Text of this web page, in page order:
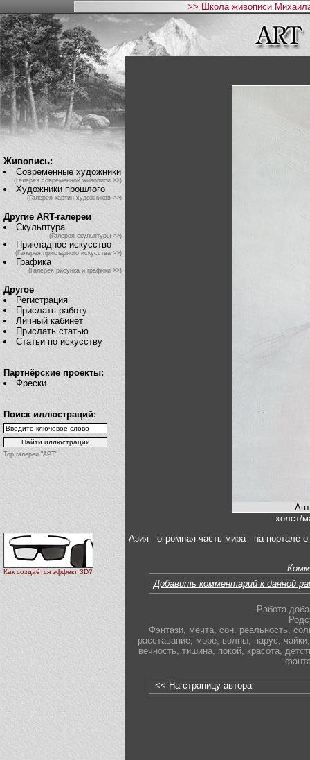
>> Школа живописи
Живопись:
Современные художники
(Галерея современной живописи >>)
Художники прошлого
(Галерея картин художников >>)
Другие ART-галереи
Скульптура
(Галерея скульптуры >>)
Прикладное искусство
(Галерея прикладного искусства >>)
Графика
(Галерея рисунка и графики >>)
Другое
Регистрация
Прислать работу
Личный кабинет
Прислать статью
Статьи по искусству
Партнёрские проекты:
Фрески
Поиск иллюстраций:
Top галереи "АРТ"
Как создаётся эффект 3D?
холст/
Азия - огромная часть мира - на портале о
Добавить комментарий к данной
Работа
Фэнтази мечта сон реальность
расставание море волны парус чайки
вечность тишина, покой, красота,
<< На страницу автора